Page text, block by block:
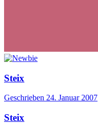
Steix
Geschrieben 24. Januar 2007
Steix